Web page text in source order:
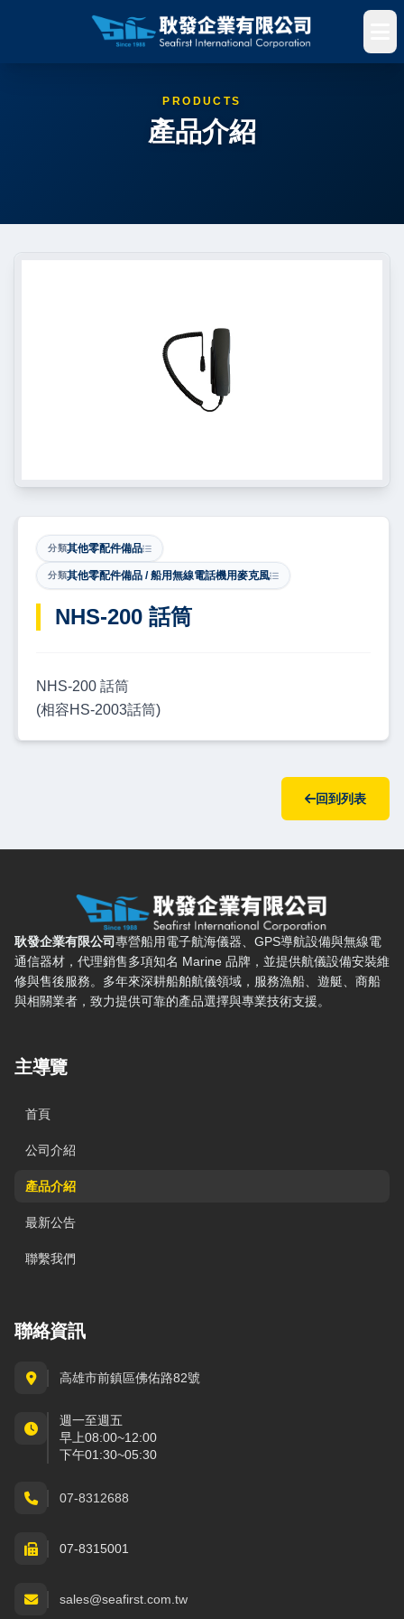
PRODUCTS
產品介紹
分類其他零配件備品
分類其他零配件備品 / 船用無線電話機用麥克風
​NHS-200 話筒
NHS-200 話筒
(相容HS-2003話筒)
回到列表
耿發企業有限公司 — 網站概要、主導覽與聯絡方式
耿發企業有限公司專營船用電子航海儀器、GPS導航設備與無線電
通信器材，代理銷售多項知名 Marine 品牌，並提供航儀設備安裝維
修與售後服務。多年來深耕船舶航儀領域，服務漁船、遊艇、商船
與相關業者，致力提供可靠的產品選擇與專業技術支援。
主導覽
首頁
公司介紹
產品介紹
最新公告
聯繫我們
聯絡資訊
高雄市前鎮區佛佑路82號
週一至週五
早上08:00~12:00
下午01:30~05:30
07-8312688
07-8315001
sales@seafirst.com.tw